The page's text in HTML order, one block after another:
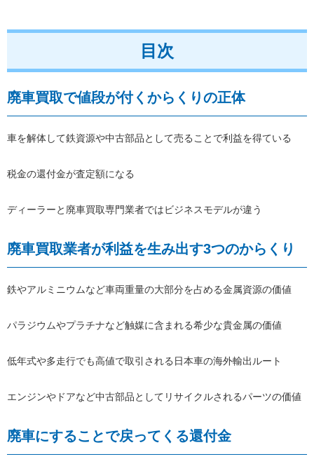
目次
廃車買取で値段が付くからくりの正体
車を解体して鉄資源や中古部品として売ることで利益を得ている
税金の還付金が査定額になる
ディーラーと廃車買取専門業者ではビジネスモデルが違う
廃車買取業者が利益を生み出す3つのからくり
鉄やアルミニウムなど車両重量の大部分を占める金属資源の価値
パラジウムやプラチナなど触媒に含まれる希少な貴金属の価値
低年式や多走行でも高値で取引される日本車の海外輸出ルート
エンジンやドアなど中古部品としてリサイクルされるパーツの価値
廃車にすることで戻ってくる還付金